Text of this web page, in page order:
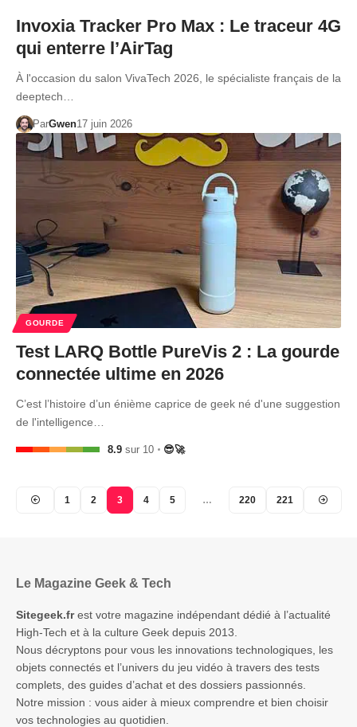
Invoxia Tracker Pro Max : Le traceur 4G
qui enterre l’AirTag
À l'occasion du salon VivaTech 2026, le spécialiste français de la
deeptech…
ParGwen17 juin 2026
GOURDE
Test LARQ Bottle PureVis 2 : La gourde
connectée ultime en 2026
C’est l’histoire d’un énième caprice de geek né d'une suggestion
de l'intelligence…
8.9 sur 10 😎🚀
1 2 3 4 5 … 220 221
Le Magazine Geek & Tech
Sitegeek.frest votre magazine indépendant dédié à l’actualité
High-Tech et à la culture Geek depuis 2013.
Nous décryptons pour vous les innovations technologiques, les
objets connectés et l’univers du jeu vidéo à travers des tests
complets, des guides d’achat et des dossiers passionnés.
Notre mission : vous aider à mieux comprendre et bien choisir
vos technologies au quotidien.